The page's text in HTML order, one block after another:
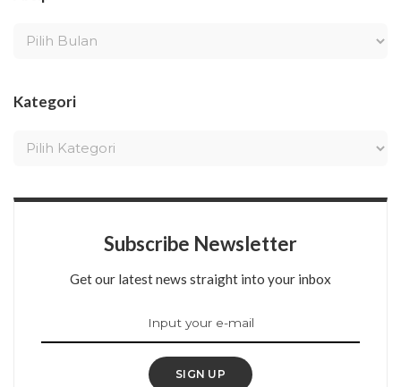
Kategori
Subscribe Newsletter
Get our latest news straight into your inbox
SIGN UP